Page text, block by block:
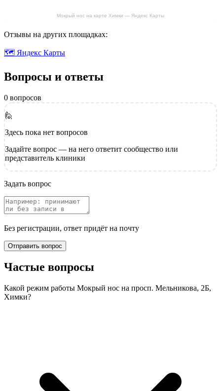
Мокрый нос на карте Химки — Яндекс Карты
Отзывы на других площадках:
🗺 Яндекс Карты
Вопросы и ответы
0 вопросов
🙋
Здесь пока нет вопросов
Задайте вопрос — на него ответит сообщество или
представитель клиники
Задать вопрос
Без регистрации, ответ придёт на почту
Отправить вопрос
Частые вопросы
Какой режим работы Мокрый нос на просп. Мельникова, 2Б,
Химки?